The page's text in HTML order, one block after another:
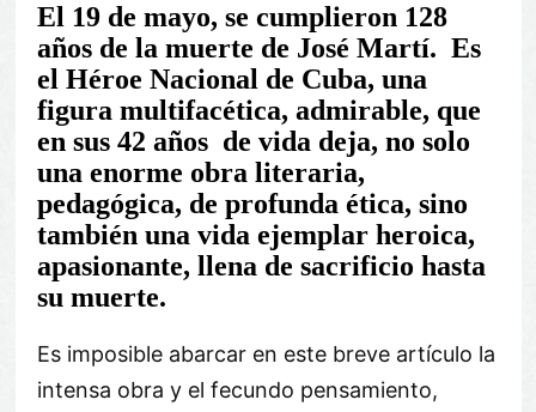
El 19 de mayo, se cumplieron 128
años de la muerte de José Martí. Es
el Héroe Nacional de Cuba, una
figura multifacética, admirable, que
en sus 42 años de vida deja, no solo
una enorme obra literaria,
pedagógica, de profunda ética, sino
también una vida ejemplar heroica,
apasionante, llena de sacrificio hasta
su muerte.
Es imposible abarcar en este breve artículo la
intensa obra y el fecundo pensamiento,